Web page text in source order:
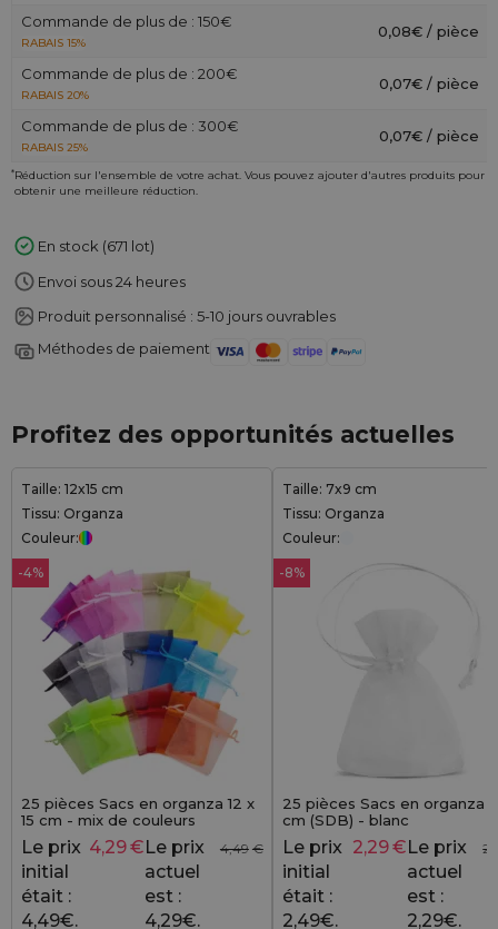
Commande de plus de : 150€
RABAIS 15%
0,08€ / pièce
Commande de plus de : 200€
RABAIS 20%
0,07€ / pièce
Commande de plus de : 300€
RABAIS 25%
0,07€ / pièce
*Réduction sur l'ensemble de votre achat. Vous pouvez ajouter d'autres produits pour
obtenir une meilleure réduction.
En stock (671 lot)
Envoi sous 24 heures
Produit personnalisé : 5-10 jours ouvrables
Méthodes de paiement
Profitez des opportunités actuelles
Taille: 12x15 cm
Tissu: Organza
Couleur:
-4%
25 pièces Sacs en organza 12 x
15 cm - mix de couleurs
4,49 €
Le prix
initial
était :
4,49€.
4,29€Le prix
actuel
est :
4,29€.
Taille: 7x9 cm
Tissu: Organza
Couleur:
-8%
25 pièces Sacs en organza
cm (SDB) - blanc
Le prix
initial
était :
2,49€.
2,29€Le prix
actuel
est :
2,29€.